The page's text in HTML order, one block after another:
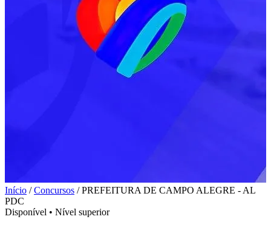
Início / Concursos / PREFEITURA DE CAMPO ALEGRE - AL
PDC
Disponível • Nível superior